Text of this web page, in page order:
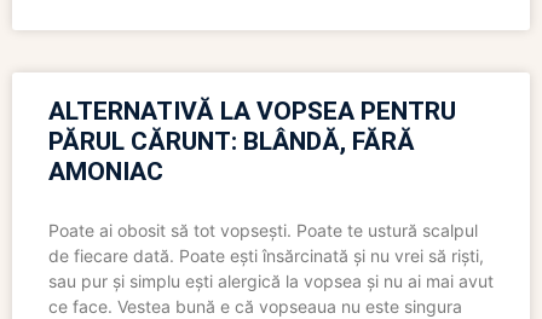
ALTERNATIVĂ LA VOPSEA PENTRU
PĂRUL CĂRUNT: BLÂNDĂ, FĂRĂ
AMONIAC
Poate ai obosit să tot vopsești. Poate te ustură scalpul
de fiecare dată. Poate ești însărcinată și nu vrei să riști,
sau pur și simplu ești alergică la vopsea și nu ai mai avut
ce face. Vestea bună e că vopseaua nu este singura